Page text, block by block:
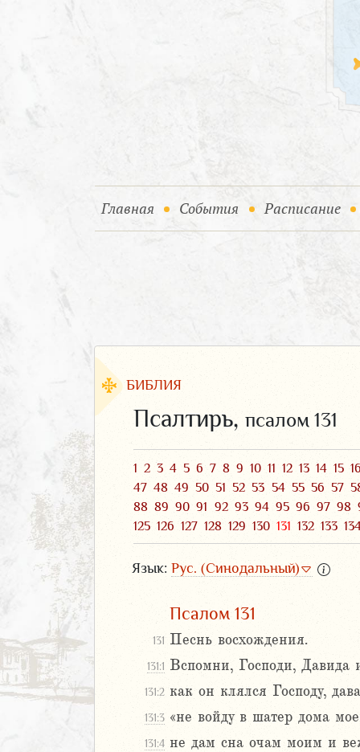
Главная (current)
События (current)
Расписание
БИБЛИЯ
Псалтирь, псалом 131
1 2 3 4 5 6 7 8 9 10 11 12 13 14 15 16
47 48 49 50 51 52 53 54 55 56 57
88 89 90 91 92 93 94 95 96 97 98
125 126 127 128 129 130 131 132 133
Язык: Рус. (Синодальный)
Псалом 131
131 Песнь восхождения.
131:1 Вспомни, Господи, Давида
131:2 как он клялся Господу,
131:3 «не войду в шатер дома
131:4 не дам сна очам моим и